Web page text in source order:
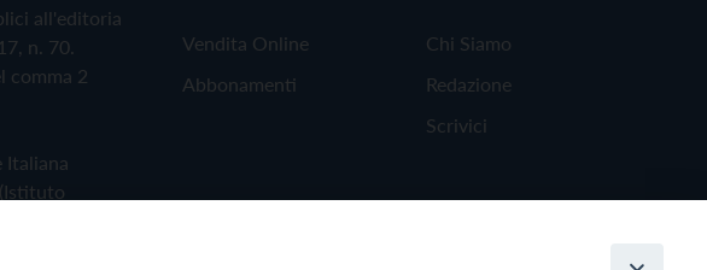
all'editoria
n. 70.
comma 2
Italiana
Vendita Online
Abbonamenti
Chi Siamo
Redazione
Scrivici